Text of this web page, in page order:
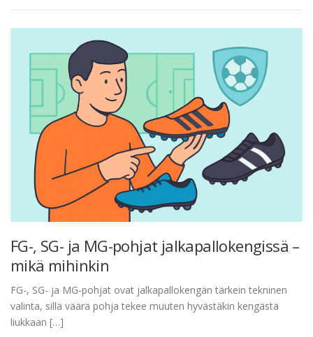
FG-, SG- ja MG-pohjat jalkapallokengissä –
mikä mihinkin
FG-, SG- ja MG-pohjat ovat jalkapallokengän tärkein tekninen
valinta, sillä väärä pohja tekee muuten hyvästäkin kengästä
liukkaan […]